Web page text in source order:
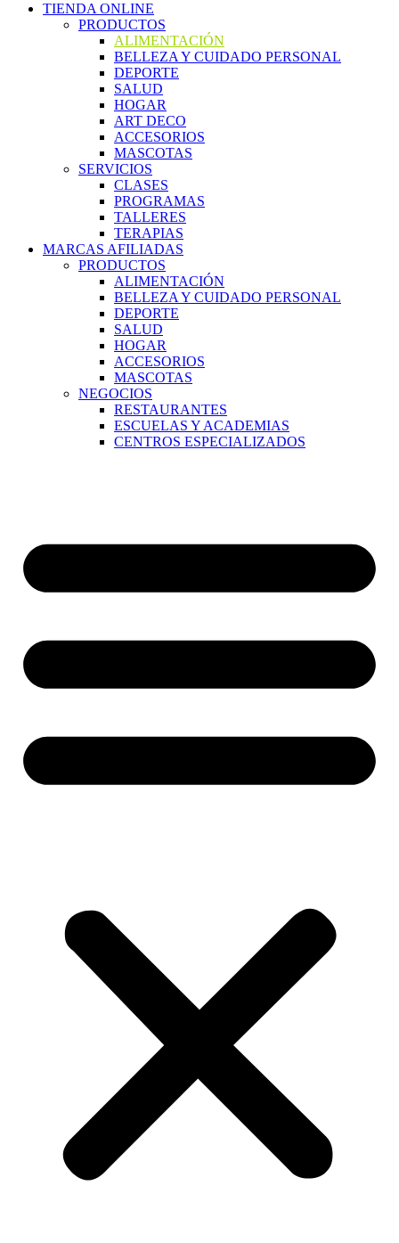
TIENDA ONLINE
PRODUCTOS
ALIMENTACIÓN
BELLEZA Y CUIDADO PERSONAL
DEPORTE
SALUD
HOGAR
ART DECO
ACCESORIOS
MASCOTAS
SERVICIOS
CLASES
PROGRAMAS
TALLERES
TERAPIAS
MARCAS AFILIADAS
PRODUCTOS
ALIMENTACIÓN
BELLEZA Y CUIDADO PERSONAL
DEPORTE
SALUD
HOGAR
ACCESORIOS
MASCOTAS
NEGOCIOS
RESTAURANTES
ESCUELAS Y ACADEMIAS
CENTROS ESPECIALIZADOS